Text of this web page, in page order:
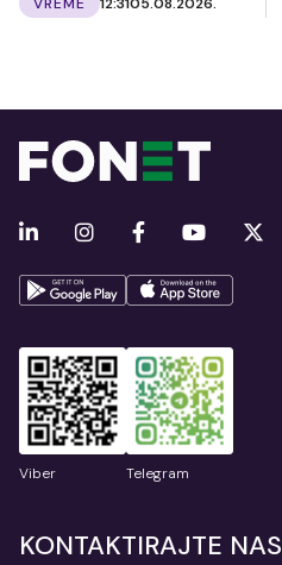
VREME 12:3105.08.2026.
Viber Telegram
KONTAKTIRAJTE NAS